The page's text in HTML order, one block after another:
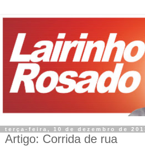
terça-feira, 10 de dezembro de
Artigo: Corrida de rua